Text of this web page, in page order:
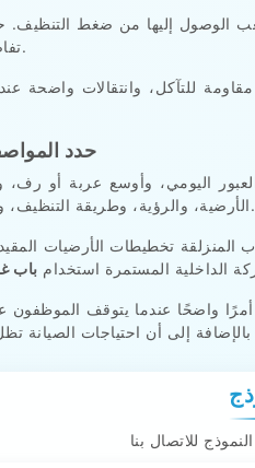
يصعب الوصول إليها من ضغط
تفاصيل المدخل البالية تضعف الثقة في النظافة.
للتآكل، وانتقالات واضحة عند
حدد
اليومي، وأوسع عربة أو رف،
الأرضية، والرؤية، وطريقة التنظيف، ومناطق التصادم، بالإضافة إلى تحمل الصيانة.
تخطيطات الأرضيات
الداخلية المستمرة استخدام باب
أمرًا واضحًا عندما يتوقف الموظفون